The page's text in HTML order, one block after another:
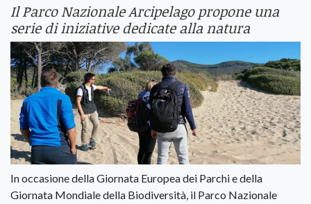
Il Parco Nazionale Arcipelago propone una
serie di iniziative dedicate alla natura
In occasione della Giornata Europea dei Parchi e della
Giornata Mondiale della Biodiversità, il Parco Nazionale